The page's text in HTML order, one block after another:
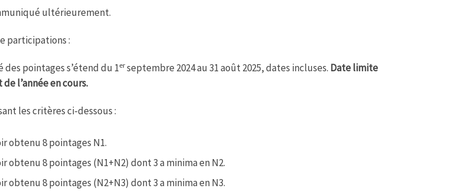
ultérieurement.
participations :
pointages s’étend du 1erseptembre 2024 au 31 août 2025, dates incluses. Date limite
l’année en cours.
les critères ci-dessous :
obtenu 8 pointages N1.
obtenu 8 pointages (N1+N2) dont 3 a minima en N2.
obtenu 8 pointages (N2+N3) dont 3 a minima en N3.